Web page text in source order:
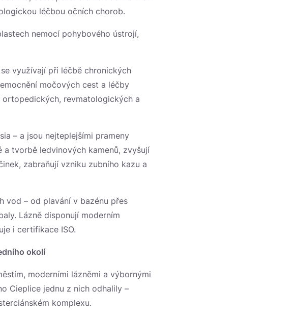
léčbou očních chorob.
nemocí pohybového ústrojí,
využívají při léčbě chronických
močových cest a léčby
revmatologických a
– a jsou nejteplejšími prameny
tvorbě ledvinových kamenů, zvyšují
zabraňují vzniku zubního kazu a
vod – od plavání v bazénu přes
Lázně disponují moderním
i certifikace ISO.
okolí
moderními lázněmi a výbornými
Cieplice jednu z nich odhalily –
komplexu.